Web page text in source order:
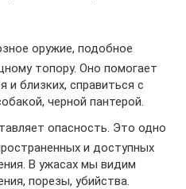
оружие, подобное
топору. Оно помогает
и близких, справиться с
черной пантерой.
опасность. Это одно
и доступных
В ужасах мы видим
порезы, убийства.